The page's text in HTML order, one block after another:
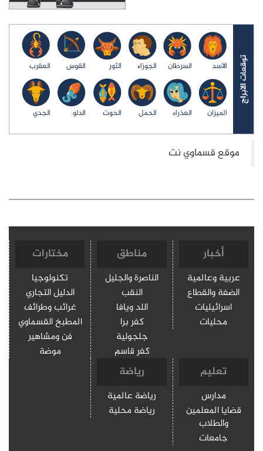
الاسد السرطان الجوزاء الثور القوس العقرب
الميزان العذراء الحمل الحوت الدلو الجدي
أخبار
عربية وعالمية
الضفة والقطاع
اسرائيليات
محليات
مناطق
الناصرة والجليل
النقب
اللد ويافا
كفر برا
جلجولية
كفر قاسم
مختارات
تكنولوجيا
الدليل التجاري
غرائب وطرائف
المطبخ القسماوي
فن ومشاهير
موضة
تعليم
مدارس
قضايا المعلمين
والطلاب
جامعات
رياضة
رياضة عالمية
رياضة محلية